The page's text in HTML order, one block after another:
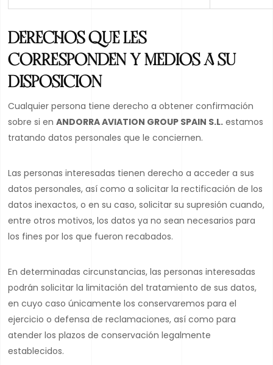
DERECHOS QUE LES
CORRESPONDEN Y MEDIOS A SU
DISPOSICION
Cualquier persona tiene derecho a obtener confirmación
sobre si en ANDORRA AVIATION GROUP SPAIN S.L. estamos
tratando datos personales que le conciernen.
Las personas interesadas tienen derecho a acceder a sus
datos personales, así como a solicitar la rectificación de los
datos inexactos, o en su caso, solicitar su supresión cuando,
entre otros motivos, los datos ya no sean necesarios para
los fines por los que fueron recabados.
En determinadas circunstancias, las personas interesadas
podrán solicitar la limitación del tratamiento de sus datos,
en cuyo caso únicamente los conservaremos para el
ejercicio o defensa de reclamaciones, así como para
atender los plazos de conservación legalmente
establecidos.